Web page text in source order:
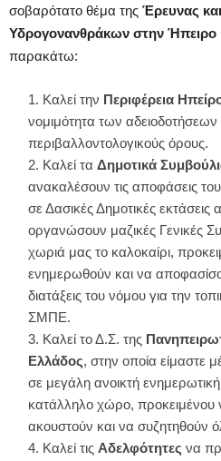
σοβαρότατο θέμα της Έρευνας
Υδρογονανθράκων στην Ήπειρο
παρακάτω:
Καλεί την Περιφέρεια
νομιμότητα των αδειοδοτήσεων
περιβαλλοντολογικούς όρους.
Καλεί τα Δημοτικά
ανακαλέσουν τις αποφάσεις
σε Δασικές Δημοτικές
οργανώσουν μαζικές Γενικές
χωριά μας το καλοκαίρι,
ενημερωθούν και να
διατάξεις του νόμου για την
ΣΜΠΕ.
Καλεί το Δ.Σ. της
Ελλάδος, στην οποία είμαστε
σε μεγάλη ανοικτή
κατάλληλο χώρο,
ακουστούν και να συζητηθούν
Καλεί τις Αδελφότητες να